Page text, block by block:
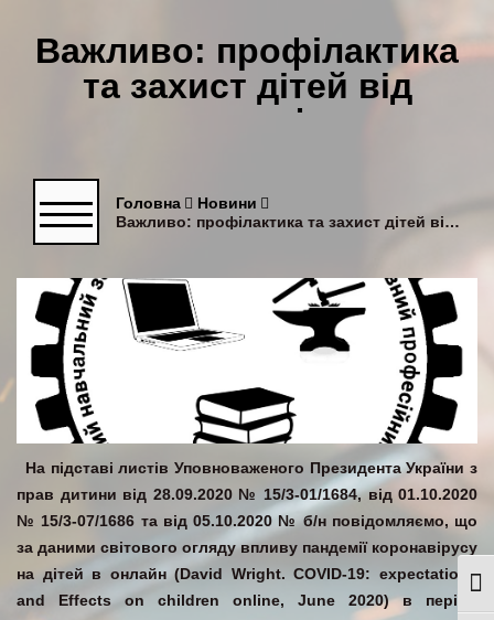
Важливо: профілактика
та захист дітей від
шантажу в цифровому
Головна
Новини
Важливо: профілактика та захист дітей від шантажу в цифровому просторі
На підставі листів Уповноваженого Президента України з
прав дитини від 28.09.2020 № 15/3-01/1684, від 01.10.2020
№ 15/3-07/1686 та від 05.10.2020 № б/н повідомляємо, що
за даними світового огляду впливу пандемії коронавірусу
на дітей в онлайн (David Wright. COVID-19: expectations
and Effects on children online, June 2020) в період